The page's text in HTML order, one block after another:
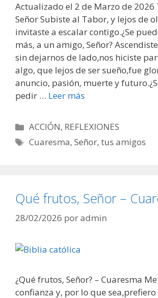
Actualizado el 2 de Marzo de 2026
Señor Subiste al Tabor, y lejos de
invitaste a escalar contigo.¿Se
más, a un amigo, Señor?
sin dejarnos de lado,nos hiciste
algo, que lejos de ser sueño,fue
anuncio, pasión, muerte y
pedir … Leer más
Categorías
ACCIÓN, REFLEXIONES
Etiquetas
Cuaresma,Señor,tus amigos
Qué frutos, Señor –
28/02/2026 poradmin
¿Qué frutos, Señor? – Cuaresma
confianza y, por lo que